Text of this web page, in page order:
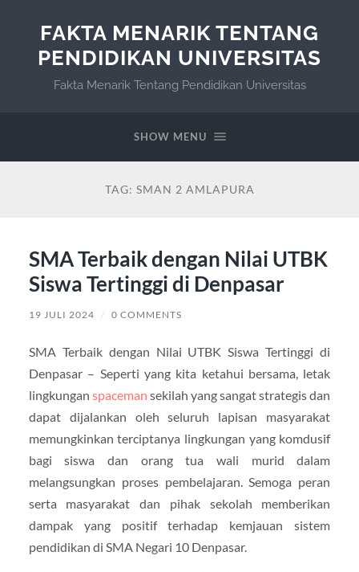
FAKTA MENARIK TENTANG
PENDIDIKAN UNIVERSITAS
Fakta Menarik Tentang Pendidikan Universitas
SHOW MENU
TAG: SMAN 2 AMLAPURA
SMA Terbaik dengan Nilai UTBK
Siswa Tertinggi di Denpasar
19 JULI 2024 / 0 COMMENTS
SMA Terbaik dengan Nilai UTBK Siswa Tertinggi di
Denpasar – Seperti yang kita ketahui bersama, letak
lingkungan spaceman sekilah yang sangat strategis dan
dapat dijalankan oleh seluruh lapisan masyarakat
memungkinkan terciptanya lingkungan yang komdusif
bagi siswa dan orang tua wali murid dalam
melangsungkan proses pembelajaran. Semoga peran
serta masyarakat dan pihak sekolah memberikan
dampak yang positif terhadap kemjauan sistem
pendidikan di SMA Negari 10 Denpasar.